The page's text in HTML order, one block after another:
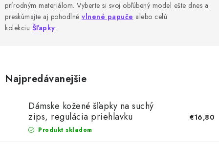
ZÁHRADA
prírodným materiálom. Vyberte si svoj obľúbený model ešte dnes a
preskúmajte aj pohodlné vlnené papuče alebo celú
kolekciu Šľapky.
Najpredávanejšie
Dámske kožené šľapky na suchý
zips, regulácia priehlavku
Produkt skladom
€16,80